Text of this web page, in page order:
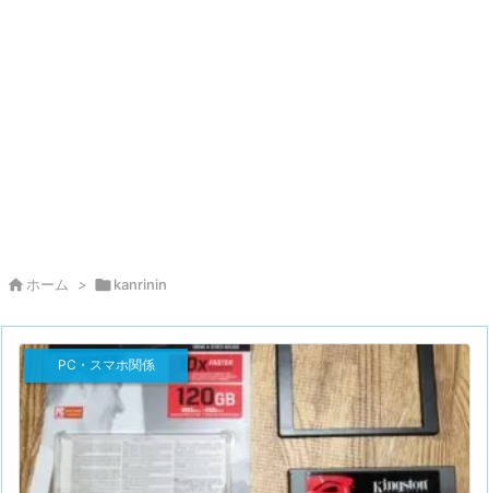
 ホーム > kanrinin
PC・スマホ関係